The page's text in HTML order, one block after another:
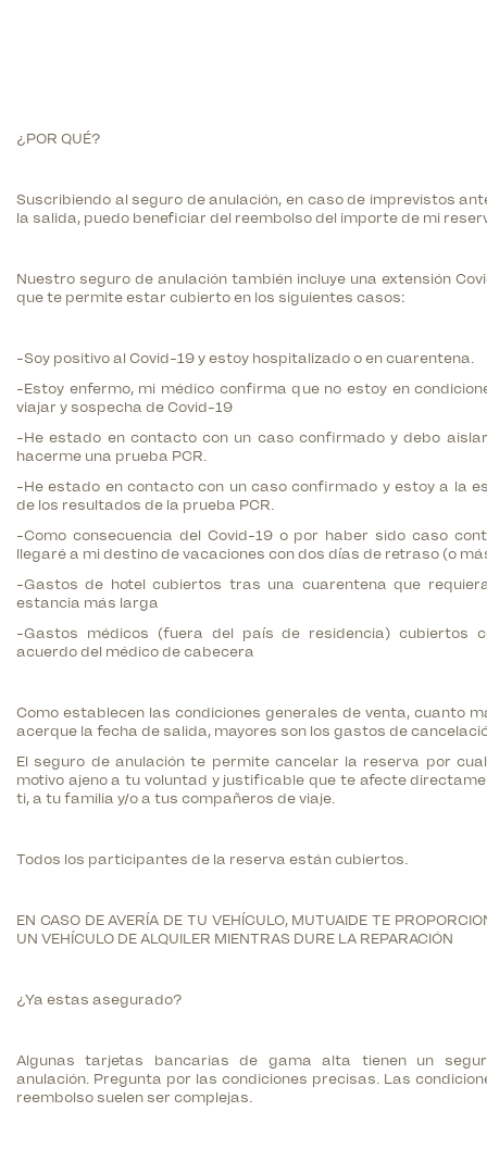
¿POR QUÉ?
Suscribiendo al seguro de anulación, en caso de imprevistos
la salida, puedo beneficiar del reembolso del importe de mi
Nuestro seguro de anulación también incluye una extensión
que te permite estar cubierto en los siguientes casos:
-Soy positivo al Covid-19 y estoy hospitalizado o en cuarentena.
-Estoy enfermo, mi médico confirma que no estoy en
viajar y sospecha de Covid-19
-He estado en contacto con un caso confirmado y debo
hacerme una prueba PCR.
-He estado en contacto con un caso confirmado y estoy a la
de los resultados de la prueba PCR.
-Como consecuencia del Covid-19 o por haber sido caso
llegaré a mi destino de vacaciones con dos días de retraso (o
-Gastos de hotel cubiertos tras una cuarentena que
estancia más larga
-Gastos médicos (fuera del país de residencia) cubiertos
acuerdo del médico de cabecera
Como establecen las condiciones generales de venta, cuanto
acerque la fecha de salida, mayores son los gastos de
El seguro de anulación te permite cancelar la reserva por
motivo ajeno a tu voluntad y justificable que te afecte
ti, a tu familia y/o a tus compañeros de viaje.
Todos los participantes de la reserva están cubiertos.
EN CASO DE AVERÍA DE TU VEHÍCULO, MUTUAIDE TE
UN VEHÍCULO DE ALQUILER MIENTRAS DURE LA REPARACIÓN
¿Ya estas asegurado?
Algunas tarjetas bancarias de gama alta tienen un
anulación. Pregunta por las condiciones precisas. Las
reembolso suelen ser complejas.